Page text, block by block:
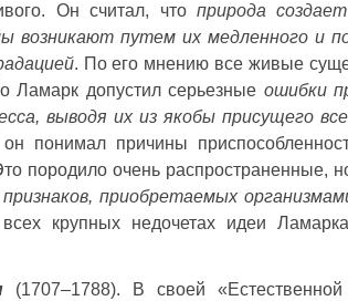
Он считал, что природа
возникают путем их медленного и
. По его мнению все живые
Ламарк допустил серьезные ошибки
выводя их из якобы присущего
понимал причины
породило очень распространенные,
приобретаемых
крупных недочетах идеи
(1707–1788). В своей